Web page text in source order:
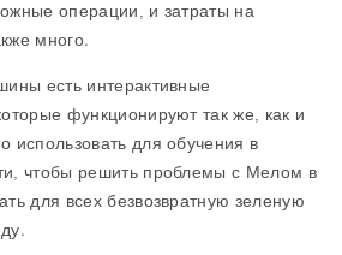
операции, и затраты на
много.
есть интерактивные
функционируют так же, как и
использовать для обучения в
чтобы решить проблемы с Мелом в
для всех безвозвратную зеленую